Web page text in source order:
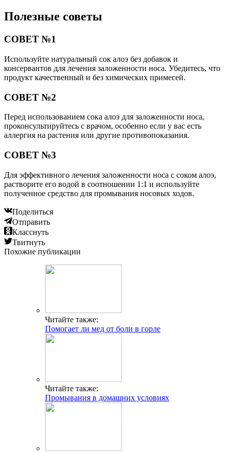
Полезные советы
СОВЕТ №1
Используйте натуральный сок алоэ без добавок и
консервантов для лечения заложенности носа. Убедитесь, что
продукт качественный и без химических примесей.
СОВЕТ №2
Перед использованием сока алоэ для заложенности носа,
проконсультируйтесь с врачом, особенно если у вас есть
аллергия на растения или другие противопоказания.
СОВЕТ №3
Для эффективного лечения заложенности носа с соком алоэ,
растворите его водой в соотношении 1:1 и используйте
полученное средство для промывания носовых ходов.
Поделиться
Отправить
Класснуть
Твитнуть
Похожие публикации
Читайте также:
Помогает ли мед от боли в горле
Читайте также:
Промывания в домашних условиях